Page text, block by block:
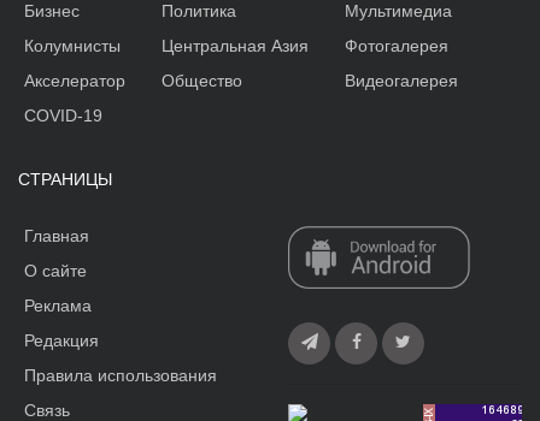
Бизнес
Колумнисты
Акселератор
Политика
Центральная Азия
Общество
Мультимедиа
Фотогалерея
Видеогалерея
COVID-19
СТРАНИЦЫ
Главная
О сайте
Реклама
Редакция
Правила использования
Связь